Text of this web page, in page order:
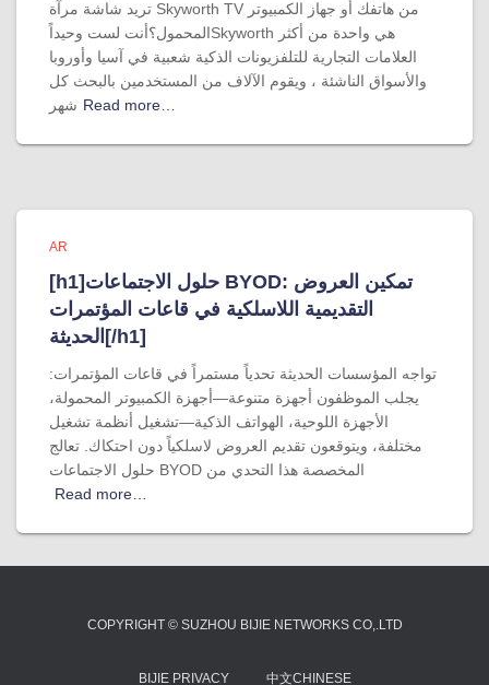
تريد شاشة مرآة Skyworth TV من هاتفك أو جهاز الكمبيوتر
المحمول؟أنت لست وحيداًSkyworth هي واحدة من أكثر
العلامات التجارية للتلفزيونات الذكية شعبية في آسيا وأوروبا
والأسواق الناشئة ، ويقوم الآلاف من المستخدمين بالبحث كل
شهر Read more…
AR
[h1]حلول الاجتماعات BYOD: تمكين العروض
التقديمية اللاسلكية في قاعات المؤتمرات
الحديثة[/h1]
تواجه المؤسسات الحديثة تحدياً مستمراً في قاعات المؤتمرات:
يجلب الموظفون أجهزة متنوعة—أجهزة الكمبيوتر المحمولة،
الأجهزة اللوحية، الهواتف الذكية—تشغيل أنظمة تشغيل
مختلفة، ويتوقعون تقديم العروض لاسلكياً دون احتكاك. تعالج
حلول الاجتماعات BYOD المخصصة هذا التحدي من
Read more…
COPYRIGHT © SUZHOU BIJIE NETWORKS CO,.LTD
BIJIE PRIVACY 中文CHINESE